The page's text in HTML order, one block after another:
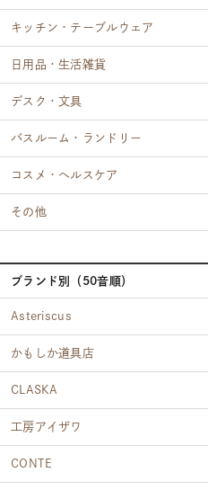
キッチン・テーブルウェア
日用品・生活雑貨
デスク・文具
バスルーム・ランドリー
コスメ・ヘルスケア
その他
ブランド別（50音順）
Asteriscus
かもしか道具店
CLASKA
工房アイザワ
CONTE